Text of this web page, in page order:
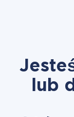
lub